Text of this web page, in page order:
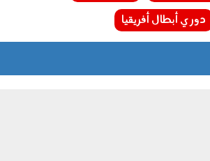
دوري أبطال أفريقيا